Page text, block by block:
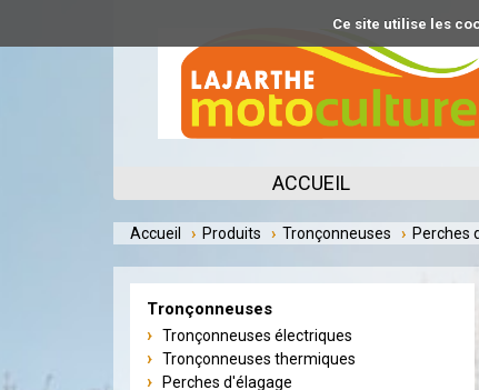
Ce site utilise les
ACCUEIL
Accueil Produits Tronçonneuses Perches
Tronçonneuses
Tronçonneuses électriques
Tronçonneuses thermiques
Perches d'élagage